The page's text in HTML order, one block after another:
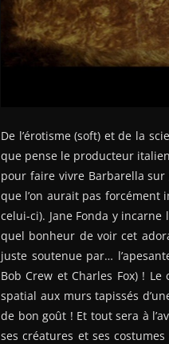
De l’érotisme (soft) et de la
que pense le producteur
pour faire vivre Barbarella sur
que l’on aurait pas
celui-ci). Jane Fonda y incarne
quel bonheur de voir cet
juste soutenue par…
Bob Crew et Charles Fox) !
spatial aux murs tapissés
de bon goût ! Et tout sera à
ses créatures et ses